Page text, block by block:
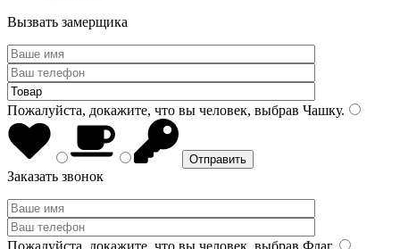
Вызвать замерщика
Пожалуйста, докажите, что вы человек, выбрав Чашку.
Заказать звонок
Пожалуйста, докажите, что вы человек, выбрав Флаг.